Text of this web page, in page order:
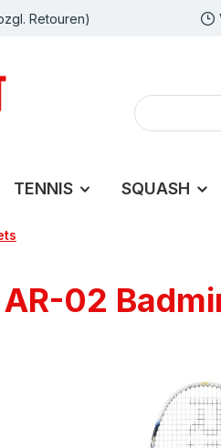
Retouren)
TENNIS SQUASH
AR-02